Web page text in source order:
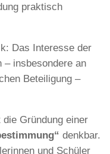
praktisch
Das Interesse der
– insbesondere an
Beteiligung –
Gründung einer
denkbar.
und Schüler